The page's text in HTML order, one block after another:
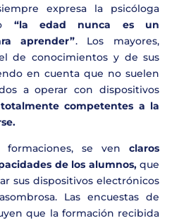
expresa la psicóloga
“la edad nunca es un
aprender”. Los mayores,
de conocimientos y de sus
en cuenta que no suelen
a operar con dispositivos
competentes a la
formaciones, se venclaros
de los alumnos,que
sus dispositivos electrónicos
Las encuestas de
que la formación recibida